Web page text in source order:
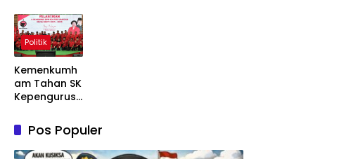
Respons
Appi Soal
RT/RW Dinilai
Menyinggung
Politik
Kemenkumh
am Tahan SK
Kepengurusa
Tunggu
Kelengkapan
Administrasi
Pos Populer